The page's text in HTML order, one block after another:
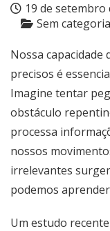
19 de setembro
Sem categoria
Nossa
precisos é
Imagine tentar
obstáculo
processa
nossos
irrelevantes
podemos
Um estudo